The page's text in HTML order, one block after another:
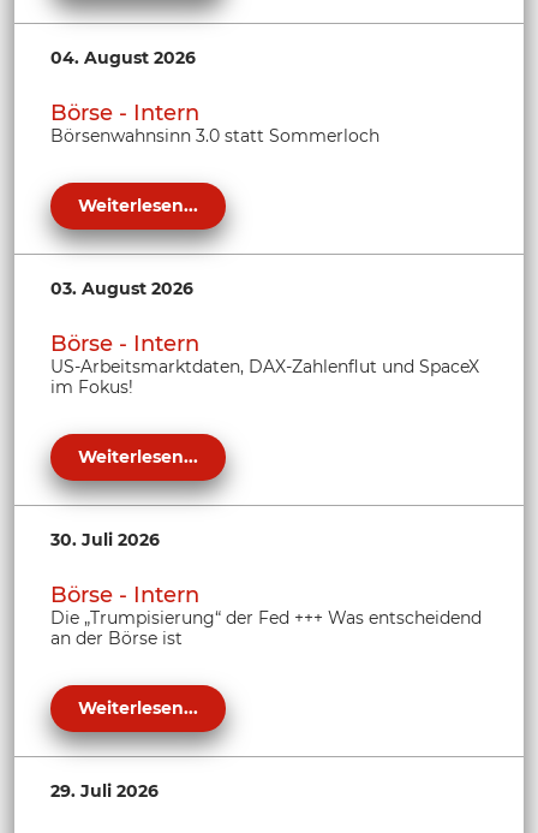
04. August 2026
Börse - Intern
Börsenwahnsinn 3.0 statt Sommerloch
Weiterlesen...
03. August 2026
Börse - Intern
US-Arbeitsmarktdaten, DAX-Zahlenflut und SpaceX
im Fokus!
Weiterlesen...
30. Juli 2026
Börse - Intern
Die „Trumpisierung“ der Fed +++ Was entscheidend
an der Börse ist
Weiterlesen...
29. Juli 2026